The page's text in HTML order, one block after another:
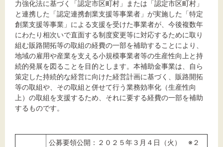
力強化法に基づく「認定市区町村」または「認定市区町村」
と連携した「認定連携創業支援等事業者」が実施した「特定
創業支援等事業」による支援を受けた事業者が、今後複数年
にわたり相次いで直面する制度変更等に対応するために取り
組む販路開拓等の取組の経費の一部を補助することにより、
地域の雇用や産業を支える小規模事業者等の生産性向上と持
続的発展を図ることを目的とします。本補助金事業は、自ら
策定した持続的な経営に向けた経営計画に基づく、販路開拓
等の取組や、その取組と併せて行う業務効率化（生産性向
上）の取組を支援するため、それに要する経費の一部を補助
するものです。
公募要領公開：２０２５年３月４日（火） ※２